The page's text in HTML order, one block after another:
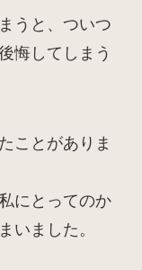
うと、ついつ
悔してしまう
ことがありま
にとってのか
いました。